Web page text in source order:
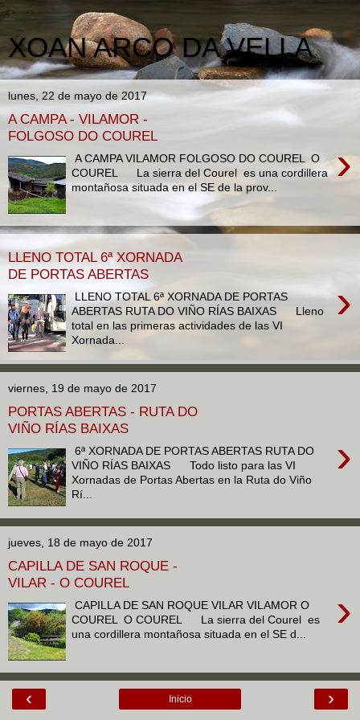
XOAN ARCO DA VELLA
lunes, 22 de mayo de 2017
A CAMPA - VILAMOR -
FOLGOSO DO COUREL
›
A CAMPA VILAMOR FOLGOSO DO COUREL O
COUREL La sierra del Courel es una cordillera
montañosa situada en el SE de la prov...
LLENO TOTAL 6ª XORNADA
DE PORTAS ABERTAS
›
LLENO TOTAL 6ª XORNADA DE PORTAS
ABERTAS RUTA DO VIÑO RÍAS BAIXAS Lleno
total en las primeras actividades de las VI
Xornada...
viernes, 19 de mayo de 2017
PORTAS ABERTAS - RUTA DO
VIÑO RÍAS BAIXAS
›
6ª XORNADA DE PORTAS ABERTAS RUTA DO
VIÑO RÍAS BAIXAS Todo listo para las VI
Xornadas de Portas Abertas en la Ruta do Viño
Rí...
jueves, 18 de mayo de 2017
CAPILLA DE SAN ROQUE -
VILAR - O COUREL
›
CAPILLA DE SAN ROQUE VILAR VILAMOR O
COUREL O COUREL La sierra del Courel es
una cordillera montañosa situada en el SE d...
‹ ›
Inicio